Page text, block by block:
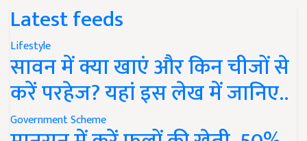
Latest feeds
Lifestyle
सावन में क्या खाएं और किन चीजों से
करें परहेज? यहां इस लेख में जानिए..
Government Scheme